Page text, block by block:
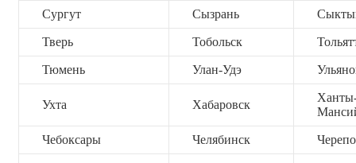
Сургут Сызрань
Тверь Тобольск
Тюмень Улан-Удэ
Ухта Хабаровск
Чебоксары Челябинск